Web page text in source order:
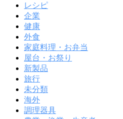
レシピ
企業
健康
外食
家庭料理・お弁当
屋台・お祭り
新製品
旅行
未分類
海外
調理器具